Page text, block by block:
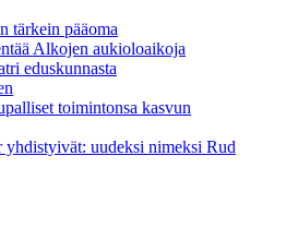
tärkein pääoma
Alkojen aukioloaikoja
eduskunnasta
toimintonsa kasvun
yhdistyivät: uudeksi nimeksi Rud